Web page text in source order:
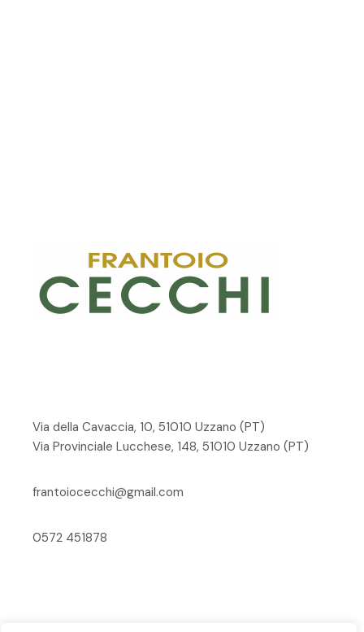
Via della Cavaccia, 10, 51010 Uzzano (PT)
Via Provinciale Lucchese, 148, 51010 Uzzano (PT)
frantoiocecchi@gmail.com
0572 451878